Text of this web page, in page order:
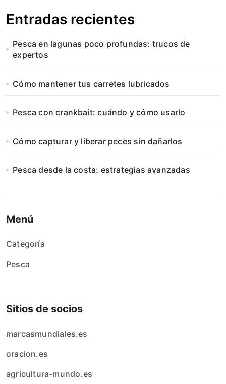
Entradas recientes
Pesca en lagunas poco profundas: trucos de
expertos
Cómo mantener tus carretes lubricados
Pesca con crankbait: cuándo y cómo usarlo
Cómo capturar y liberar peces sin dañarlos
Pesca desde la costa: estrategias avanzadas
Menú
Categoría
Pesca
Sitios de socios
marcasmundiales.es
oracion.es
agricultura-mundo.es